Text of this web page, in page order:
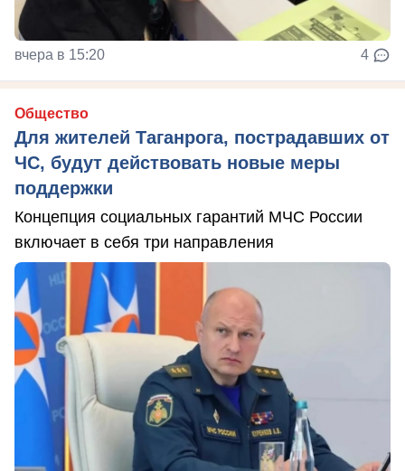
вчера в 15:20 4
Общество
Для жителей Таганрога, пострадавших от
ЧС, будут действовать новые меры
поддержки
Концепция социальных гарантий МЧС России
включает в себя три направления